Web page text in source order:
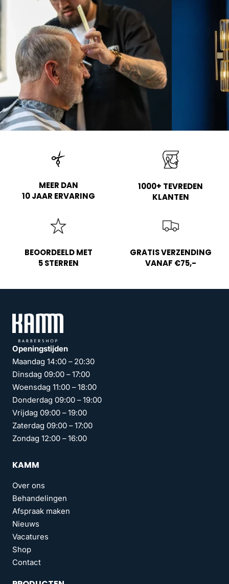
MEER DAN
10 JAAR ERVARING
1000+ TEVREDEN
KLANTEN
BEOORDEELD MET
5 STERREN
GRATIS VERZENDING
VANAF €75,-
Openingstijden
Maandag 14:00 – 20:30
Dinsdag 09:00 – 17:00
Woensdag 11:00 – 18:00
Donderdag 09:00 – 19:00
Vrijdag 09:00 – 19:00
Zaterdag 09:00 – 17:00
Zondag 12:00 – 16:00
KAMM
Over ons
Behandelingen
Afspraak maken
Nieuws
Vacatures
Shop
Contact